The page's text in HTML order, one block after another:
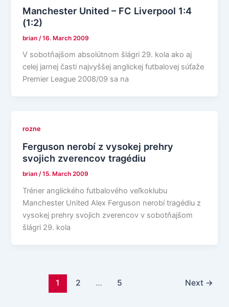
Manchester United – FC Liverpool 1:4
(1:2)
brian /16. March 2009
V sobotňajšom absolútnom šlágri 29. kola ako aj
celej jarnej časti najvyššej anglickej futbalovej súťaže
Premier League 2008/09 sa na
rozne
Ferguson nerobí z vysokej prehry
svojich zverencov tragédiu
brian/15. March 2009
Tréner anglického futbalového veľkoklubu
Manchester United Alex Ferguson nerobí tragédiu z
vysokej prehry svojich zverencov v sobotňajšom
šlágri 29. kola
1 2 … 5 Next →